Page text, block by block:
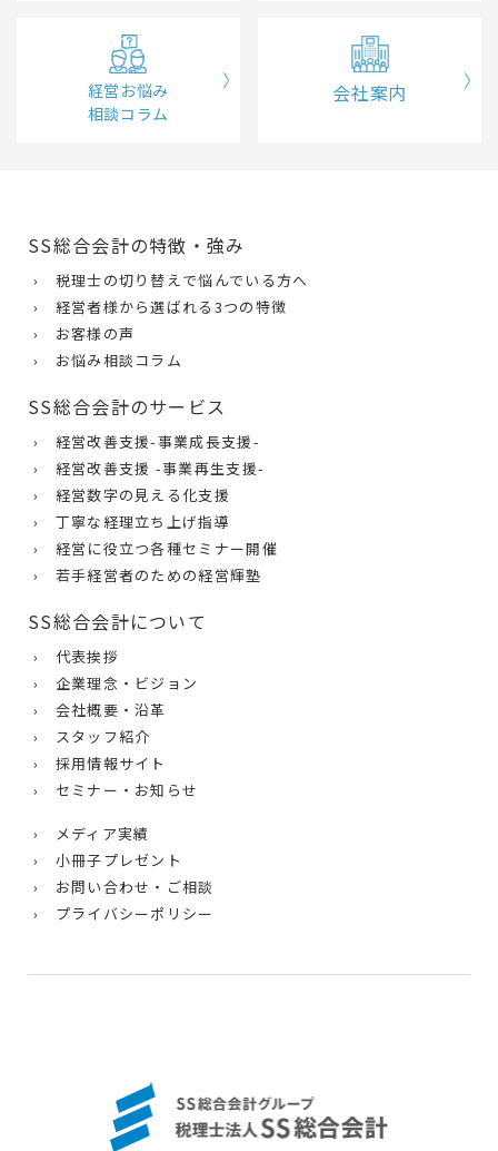
経営お悩み
相談コラム
会社案内
SS総合会計の特徴・強み
› 税理士の切り替えで悩んでいる方へ
› 経営者様から選ばれる3つの特徴
› お客様の声
› お悩み相談コラム
SS総合会計のサービス
› 経営改善支援-事業成長支援-
› 経営改善支援 -事業再生支援-
› 経営数字の見える化支援
› 丁寧な経理立ち上げ指導
› 経営に役立つ各種セミナー開催
› 若手経営者のための経営輝塾
SS総合会計について
› 代表挨拶
› 企業理念・ビジョン
› 会社概要・沿革
› スタッフ紹介
› 採用情報サイト
› セミナー・お知らせ
› メディア実績
› 小冊子プレゼント
› お問い合わせ・ご相談
› プライバシーポリシー